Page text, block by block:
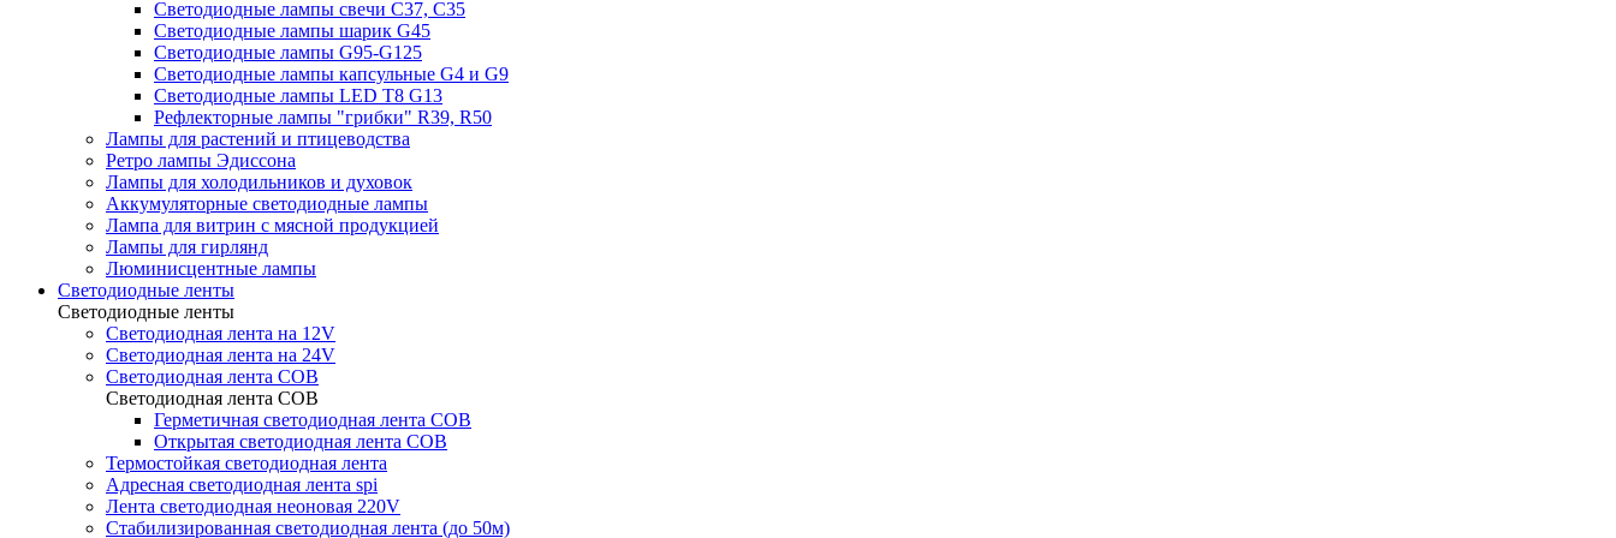
Светодиодные лампы свечи C37, C35
Светодиодные лампы шарик G45
Светодиодные лампы G95-G125
Светодиодные лампы капсульные G4 и G9
Светодиодные лампы LED T8 G13
Рефлекторные лампы "грибки" R39, R50
Лампы для растений и птицеводства
Ретро лампы Эдиссона
Лампы для холодильников и духовок
Аккумуляторные светодиодные лампы
Лампа для витрин с мясной продукцией
Лампы для гирлянд
Люминисцентные лампы
Светодиодные ленты
Светодиодные ленты
Светодиодная лента на 12V
Светодиодная лента на 24V
Светодиодная лента COB
Светодиодная лента COB
Герметичная светодиодная лента COB
Открытая светодиодная лента COB
Термостойкая светодиодная лента
Адресная светодиодная лента spi
Лента светодиодная неоновая 220V
Стабилизированная светодиодная лента (до 50м)